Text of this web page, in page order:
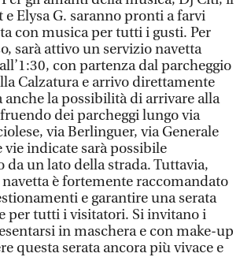
e Elysa G. saranno pronti a farvi
con musica per tutti i gusti. Per
sarà attivo un servizio navetta
con partenza dal parcheggio
Calzatura e arrivo direttamente
anche la possibilità di arrivare alla
dei parcheggi lungo via
via Berlinguer, via Generale
indicate sarà possibile
da un lato della strada. Tuttavia,
navetta è fortemente raccomandato
e garantire una serata
per tutti i visitatori. Si invitano i
in maschera e con make-up
questa serata ancora più vivace e